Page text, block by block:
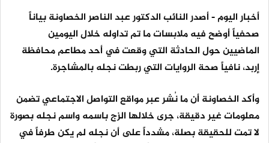
أخبار اليوم - أصدر النائب الدكتور عبد الناصر الخصاونة بياناً
صحفياً أوضح فيه ملابسات ما تم تداوله خلال اليومين
الماضيين حول الحادثة التي وقعت في أحد مطاعم محافظة
إربد، نافياً صحة الروايات التي ربطت نجله بالمشاجرة.
وأكد الخصاونة أن ما نُشر عبر مواقع التواصل الاجتماعي تضمن
معلومات غير دقيقة، جرى خلالها الزج باسمه واسم نجله بصورة
لا تمت للحقيقة بصلة، مشدداً على أن نجله لم يكن طرفاً في